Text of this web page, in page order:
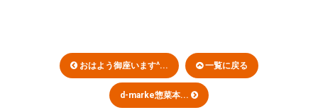
おはよう御座います^... 一覧に戻る
d-marke惣菜本...